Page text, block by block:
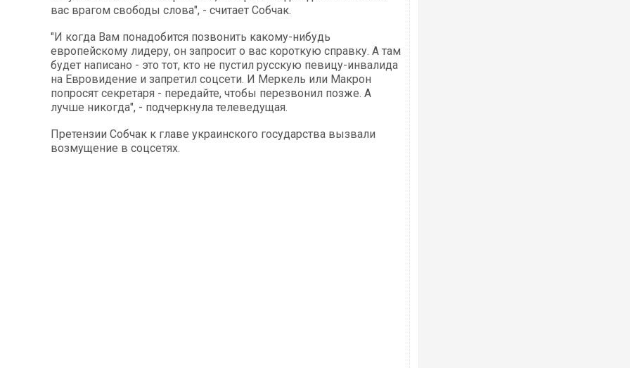
вас врагом свободы слова", - считает Собчак.
"И когда Вам понадобится позвонить какому-нибудь
европейскому лидеру, он запросит о вас короткую справку. А там
будет написано - это тот, кто не пустил русскую певицу-инвалида
на Евровидение и запретил соцсети. И Меркель или Макрон
попросят секретаря - передайте, чтобы перезвонил позже. А
лучше никогда", - подчеркнула телеведущая.
Претензии Собчак к главе украинского государства вызвали
возмущение в соцсетях.